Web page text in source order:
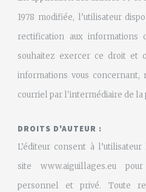
1978 modifiée, l’utilisateur
rectification aux informations
souhaitez exercer ce droit et
informations vous concernant,
courriel par l'intermédiaire de la
DROITS D'AUTEUR :
L’éditeur consent à
site www.aiguillages.eu
personnel et privé. Toute